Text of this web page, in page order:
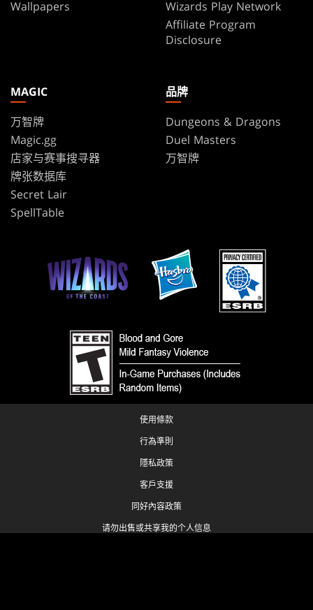
Wallpapers
Wizards Play Network
Affiliate Program
Disclosure
MAGIC
万智牌
Magic.gg
店家与赛事搜寻器
牌张数据库
Secret Lair
SpellTable
品牌
Dungeons & Dragons
Duel Masters
万智牌
使用條款
行為準則
隱私政策
客戶支援
同好內容政策
请勿出售或共享我的个人信息